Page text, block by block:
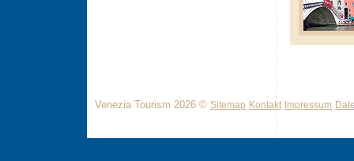
Venezia Tourism 2026 © Sitemap Kontakt Impressum